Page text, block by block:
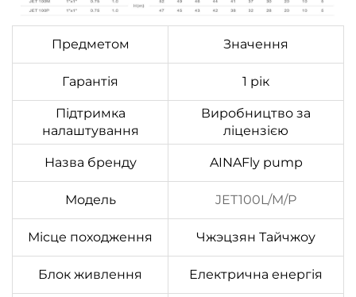
Предметом Значення
Гарантія 1 рік
Підтримка
налаштування
Виробництво за
ліцензією
Назва бренду AINAFly pump
Модель JET100L/M/P
Місце походження Чжэцзян Тайчжоу
Блок живлення Електрична енергія